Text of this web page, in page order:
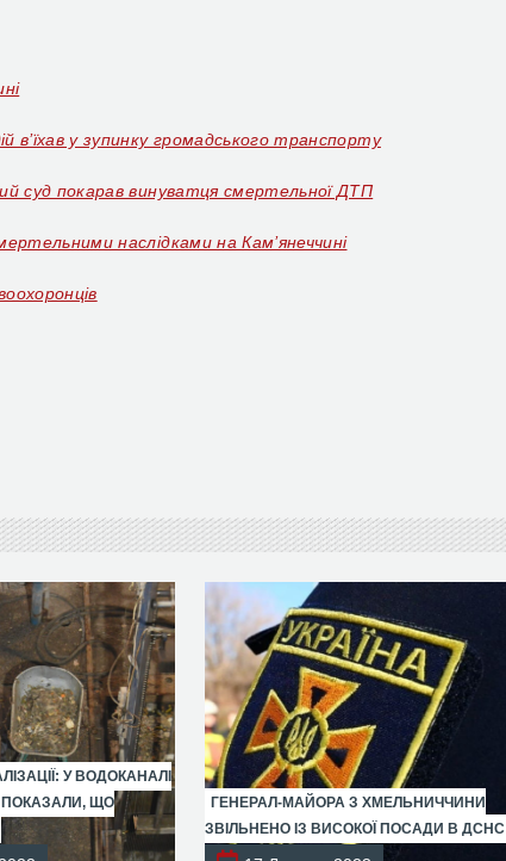
в’їхав у зупинку громадського транспорту
суд покарав винуватця смертельної ДТП
наслідками на Кам’янеччині
У ВОДОКАНАЛІ
ЩО
ГЕНЕРАЛ-МАЙОРА З ХМЕЛЬНИЧЧИНИ
ЗВІЛЬНЕНО ІЗ ВИСОКОЇ ПОСАДИ В ДСНС